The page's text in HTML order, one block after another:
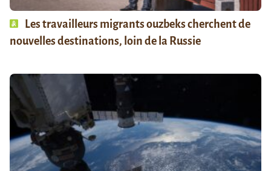
Les travailleurs migrants ouzbeks cherchent de
nouvelles destinations, loin de la Russie